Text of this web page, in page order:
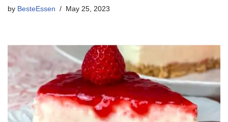
by BesteEssen May 25, 2023